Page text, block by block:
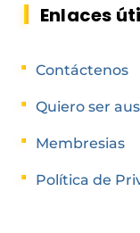
Enlaces
Contáctenos
Quiero ser
Membresias
Política de